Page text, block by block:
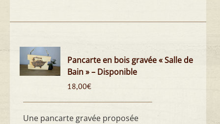
Pancarte en bois gravée « Salle de
Bain » – Disponible
18,00€
Une pancarte gravée proposée